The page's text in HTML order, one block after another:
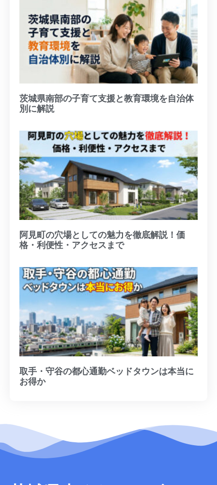
茨城県南部の子育て支援と教育環境を自治体
別に解説
阿見町の穴場としての魅力を徹底解説！価
格・利便性・アクセスまで
取手・守谷の都心通勤ベッドタウンは本当に
お得か